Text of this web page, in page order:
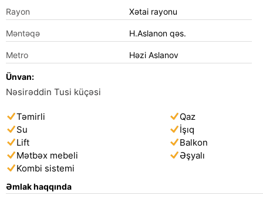
Rayon Xətai rayonu
Məntəqə H.Aslanon qəs.
Metro Həzi Aslanov
Ünvan:
Nəsirəddin Tusi küçəsi
Təmirli
Qaz
Su
İşıq
Lift
Balkon
Mətbəx mebeli
Əşyalı
Kombi sistemi
Əmlak haqqında